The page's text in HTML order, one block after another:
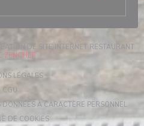
DE SITE INTERNET RESTAURANT
ZENCHEF((OUVRE UNE NOUVELLE
LÉGALES((OUVRE UNE NOUVELLE
CGU((OUVRE UNE NOUVELLE FENÊTRE))
À CARACTÈRE PERSONNEL
DE COOKIES((OUVRE UNE NOUVELLE